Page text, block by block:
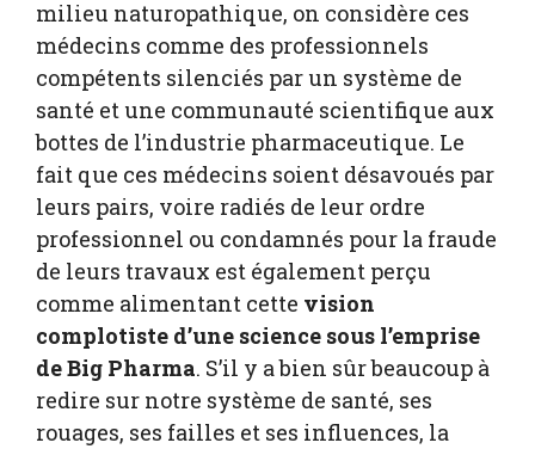
milieu naturopathique, on considère ces
médecins comme des professionnels
compétents silenciés par un système de
santé et une communauté scientifique aux
bottes de l’industrie pharmaceutique. Le
fait que ces médecins soient désavoués par
leurs pairs, voire radiés de leur ordre
professionnel ou condamnés pour la fraude
de leurs travaux est également perçu
comme alimentant cette vision
complotiste d’une science sous l’emprise
de Big Pharma. S’il y a bien sûr beaucoup à
redire sur notre système de santé, ses
rouages, ses failles et ses influences, la